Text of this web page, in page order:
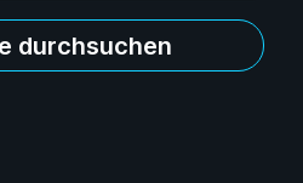
durchsuchen